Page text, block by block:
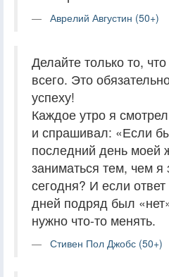
Аврелий Августин (50+)
Делайте только то,
всего. Это
успеху!
Каждое утро я
и спрашивал: «Если
последний день моей
заниматься тем, чем
сегодня? И если
дней подряд был
нужно что-то менять.
Стивен Пол Джобс (50+)